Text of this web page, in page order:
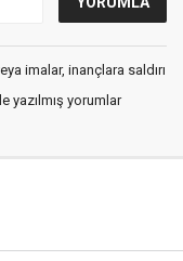
imalar, inançlara saldırı
yazılmış yorumlar